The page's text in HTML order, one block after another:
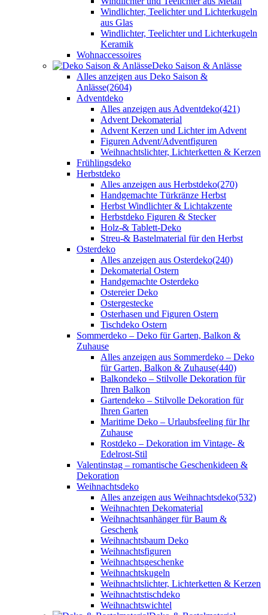
Windlichter, Teelichter und Lichterkugeln
aus Glas
Windlichter, Teelichter und Lichterkugeln
Keramik
Wohnaccessoires
Deko Saison & Anlässe
Alles anzeigen aus Deko Saison &
Anlässe(2604)
Adventdeko
Alles anzeigen aus Adventdeko(421)
Advent Dekomaterial
Advent Kerzen und Lichter im Advent
Figuren Advent/Adventfiguren
Weihnachtslichter, Lichterketten & Kerzen
Frühlingsdeko
Herbstdeko
Alles anzeigen aus Herbstdeko(270)
Handgemachte Türkränze Herbst
Herbst Windlichter & Lichtakzente
Herbstdeko Figuren & Stecker
Holz-& Tablett-Deko
Streu-& Bastelmaterial für den Herbst
Osterdeko
Alles anzeigen aus Osterdeko(240)
Dekomaterial Ostern
Handgemachte Osterdeko
Ostereier Deko
Ostergestecke
Osterhasen und Figuren Ostern
Tischdeko Ostern
Sommerdeko – Deko für Garten, Balkon &
Zuhause
Alles anzeigen aus Sommerdeko – Deko
für Garten, Balkon & Zuhause(440)
Balkondeko – Stilvolle Dekoration für
Ihren Balkon
Gartendeko – Stilvolle Dekoration für
Ihren Garten
Maritime Deko – Urlaubsfeeling für Ihr
Zuhause
Rostdeko – Dekoration im Vintage- &
Edelrost-Stil
Valentinstag – romantische Geschenkideen &
Dekoration
Weihnachtsdeko
Alles anzeigen aus Weihnachtsdeko(532)
Weihnachten Dekomaterial
Weihnachtsanhänger für Baum &
Geschenk
Weihnachtsbaum Deko
Weihnachtsfiguren
Weihnachtsgeschenke
Weihnachtskugeln
Weihnachtslichter, Lichterketten & Kerzen
Weihnachtstischdeko
Weihnachtswichtel